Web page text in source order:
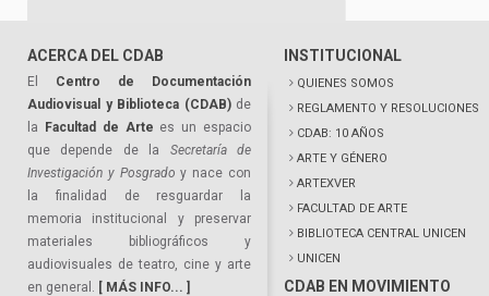
ACERCA DEL CDAB
El Centro de Documentación
Audiovisual y Biblioteca (CDAB)de
la
Facultad de Arte es un espacio
que depende de la Secretaría de
Investigación y Posgrado y nace con
la finalidad de resguardar la
memoria institucional y preservar
materiales bibliográficos y
audiovisuales de teatro, cine y arte
en general. [ MÁS INFO... ]
INSTITUCIONAL
QUIENES SOMOS
REGLAMENTO Y RESOLUCIONES
CDAB: 10 AÑOS
ARTE Y GÉNERO
ARTEXVER
FACULTAD DE ARTE
BIBLIOTECA CENTRAL UNICEN
UNICEN
CDAB EN MOVIMIENTO